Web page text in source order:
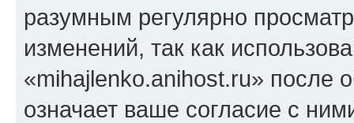
разумным регулярно
изменений, так как
«mihajlenko.anihost.ru» после
означает ваше согласие с